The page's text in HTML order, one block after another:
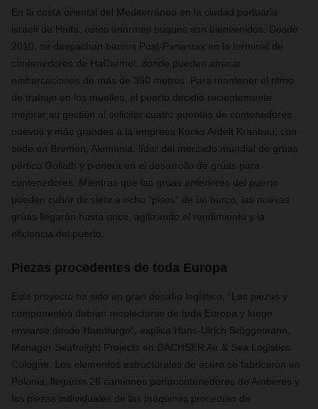
En la costa oriental del Mediterráneo en la ciudad portuaria
israelí de Haifa, estos enormes buques son bienvenidos. Desde
2010, se despachan barcos Post-Panamax en la terminal de
contenedores de HaCarmel, donde pueden atracar
embarcaciones de más de 350 metros. Para mantener el ritmo
de trabajo en los muelles, el puerto decidió recientemente
mejorar su gestión al solicitar cuatro puentes de contenedores
nuevos y más grandes a la empresa Kocks Ardelt Kranbau, con
sede en Bremen, Alemania, líder del mercado mundial de grúas
pórtico Goliath y pionera en el desarrollo de grúas para
contenedores. Mientras que las grúas anteriores del puerto
pueden cubrir de siete a ocho "pisos" de un barco, las nuevas
grúas llegarán hasta once, agilizando el rendimiento y la
eficiencia del puerto.
Piezas procedentes de toda Europa
Este proyecto ha sido un gran desafío logístico. “Las piezas y
componentes debían recolectarse de toda Europa y luego
enviarse desde Hamburgo”, explica Hans-Ulrich Brüggemann,
Manager Seafreight Projects en DACHSER Air & Sea Logistics
Cologne. Los elementos estructurales de acero se fabricaron en
Polonia, llegaron 26 camiones portacontenedores de Amberes y
las piezas individuales de las máquinas procedían de